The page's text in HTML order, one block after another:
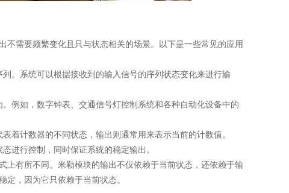
需要频繁变化且只与状态相关的场景。以下是一些常见的应用
系统可以根据接收到的输入信号的序列状态变化来进行输
如，数字钟表、交通信号灯控制系统和各种自动化设备中的
计数器的不同状态，输出则通常用来表示当前的计数值。
行控制，同时保证系统的稳定输出。
有所不同。米勒模块的输出不仅依赖于当前状态，还依赖于输
定，因为它只依赖于当前状态。